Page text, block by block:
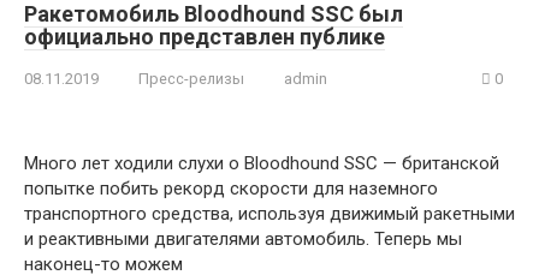
Ракетомобиль Bloodhound SSC был
официально представлен публике
08.11.2019 Пресс-релизы admin 0
Много лет ходили слухи о Bloodhound SSC — британской
попытке побить рекорд скорости для наземного
транспортного средства, используя движимый ракетными
и реактивными двигателями автомобиль. Теперь мы
наконец-то можем